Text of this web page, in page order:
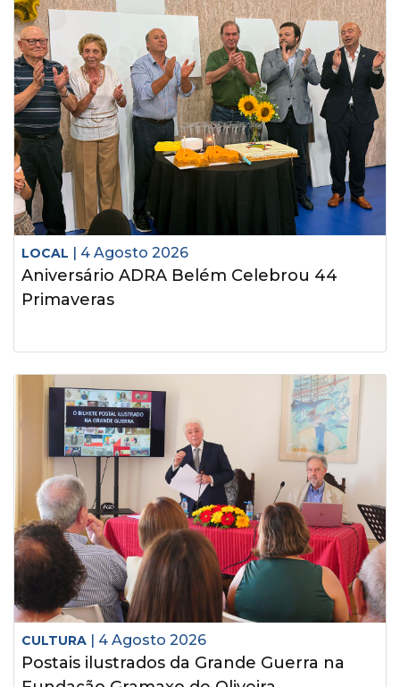
LOCAL | 4 Agosto 2026
Aniversário ADRA Belém Celebrou 44
Primaveras
CULTURA | 4 Agosto 2026
Postais ilustrados da Grande Guerra na